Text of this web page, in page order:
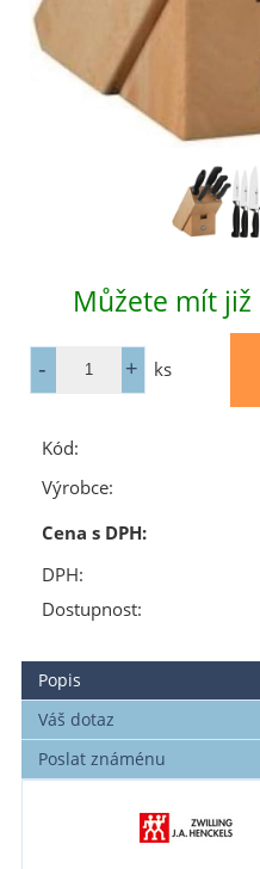
Můžete mít již
ks
Kód:
Výrobce:
Cena s DPH:
DPH:
Dostupnost:
Popis
Váš dotaz
Poslat známénu